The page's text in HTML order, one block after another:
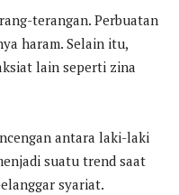
terangan. Perbuatan
haram. Selain itu,
lain seperti zina
antara laki-laki
suatu trend saat
syariat.